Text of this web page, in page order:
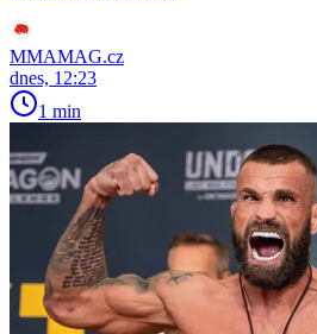
MMAMAG.cz
dnes, 12:23
1 min